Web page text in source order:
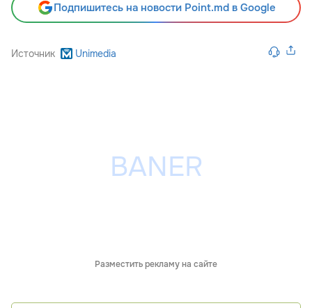
Подпишитесь на новости Point.md в Google
Источник Unimedia
Разместить рекламу на сайте